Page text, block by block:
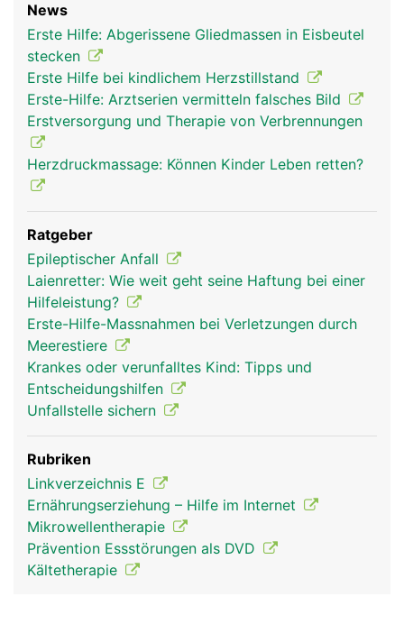
News
Erste Hilfe: Abgerissene Gliedmassen in Eisbeutel
stecken
Erste Hilfe bei kindlichem Herzstillstand
Erste-Hilfe: Arztserien vermitteln falsches Bild
Erstversorgung und Therapie von Verbrennungen
Herzdruckmassage: Können Kinder Leben retten?
Ratgeber
Epileptischer Anfall
Laienretter: Wie weit geht seine Haftung bei einer
Hilfeleistung?
Erste-Hilfe-Massnahmen bei Verletzungen durch
Meerestiere
Krankes oder verunfalltes Kind: Tipps und
Entscheidungshilfen
Unfallstelle sichern
Rubriken
Linkverzeichnis E
Ernährungserziehung – Hilfe im Internet
Mikrowellentherapie
Prävention Essstörungen als DVD
Kältetherapie